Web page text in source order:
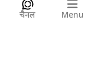
चैनल Menu